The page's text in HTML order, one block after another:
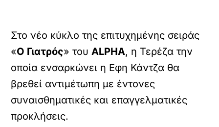
Στο νέο κύκλο της επιτυχημένης σειράς
«Ο Γιατρός» τουALPHA, η Τερέζα την
οποία ενσαρκώνει η Εφη Κάντζα θα
βρεθεί αντιμέτωπη με έντονες
συναισθηματικές και επαγγελματικές
προκλήσεις.